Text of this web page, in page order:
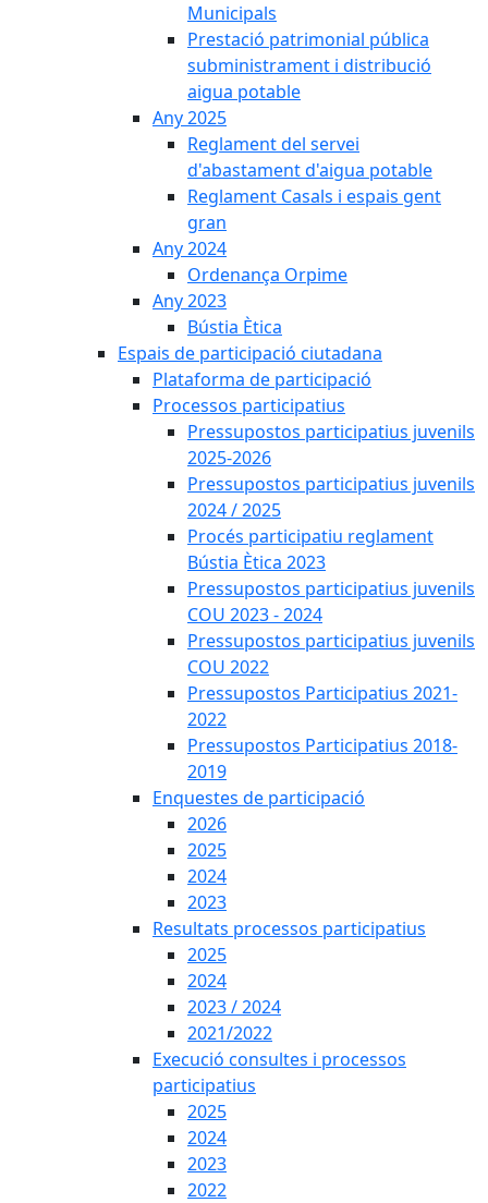
Municipals
Prestació patrimonial pública
subministrament i distribució
aigua potable
Any 2025
Reglament del servei
d'abastament d'aigua potable
Reglament Casals i espais gent
gran
Any 2024
Ordenança Orpime
Any 2023
Bústia Ètica
Espais de participació ciutadana
Plataforma de participació
Processos participatius
Pressupostos participatius juvenils
2025-2026
Pressupostos participatius juvenils
2024 / 2025
Procés participatiu reglament
Bústia Ètica 2023
Pressupostos participatius juvenils
COU 2023 - 2024
Pressupostos participatius juvenils
COU 2022
Pressupostos Participatius 2021-
2022
Pressupostos Participatius 2018-
2019
Enquestes de participació
2026
2025
2024
2023
Resultats processos participatius
2025
2024
2023 / 2024
2021/2022
Execució consultes i processos
participatius
2025
2024
2023
2022